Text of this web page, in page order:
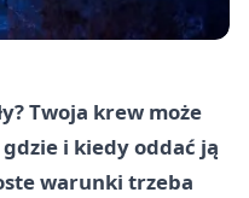
Twoja krew może
i kiedy oddać ją
warunki trzeba